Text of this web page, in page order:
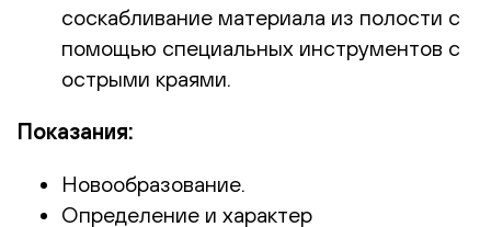
соскабливание материала из полости с
помощью специальных инструментов с
острыми краями.
Показания:
Новообразование.
Определение и характер